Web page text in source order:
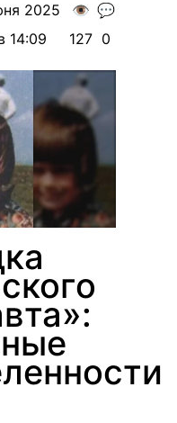
2025
14:09
👁️
127
💬
0